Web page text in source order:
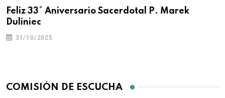
Feliz 33° Aniversario Sacerdotal P. Marek
Duliniec
31/10/2025
COMISIÓN DE ESCUCHA